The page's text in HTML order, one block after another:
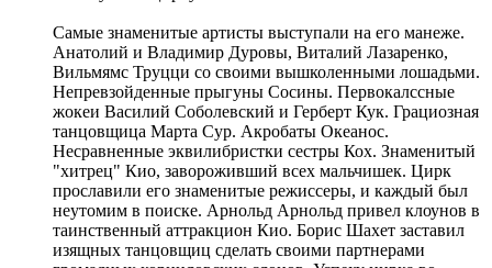
Самые знаменитые артисты выступали на его манеже.
Анатолий и Владимир Дуровы, Виталий Лазаренко,
Вильмямс Труцци со своими вышколенными лошадьми.
Непревзойденные прыгуны Сосины. Первокалссные
жокеи Василий Соболевский и Герберт Кук. Грациозная
танцовщица Марта Сур. Акробаты Океанос.
Несравненные эквилибристки сестры Кох. Знаменитый
"хитрец" Кио, завороживший всех мальчишек. Цирк
прославили его знаменитые режиссеры, и каждый был
неутомим в поиске. Арнольд Арнольд привел клоунов в
таинственный аттракцион Кио. Борис Шахет заставил
изящных танцовщиц сделать своими партнерами